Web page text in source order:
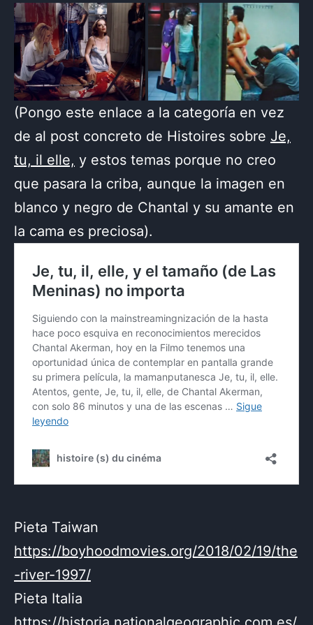
(Pongo este enlace a la categoría en vez
de al post concreto de Histoires sobre Je,
tu, il elle, y estos temas porque no creo
que pasara la criba, aunque la imagen en
blanco y negro de Chantal y su amante en
la cama es preciosa).
Pieta Taiwan
https://boyhoodmovies.org/2018/02/19/the
-river-1997/
Pieta Italia